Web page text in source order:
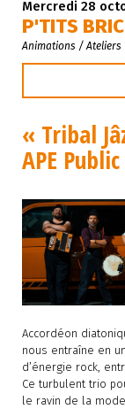
Mercredi 28
P'TITS
Animations / Ateliers
« Tribal
APE
Accordéon
nous entraîne en
d’énergie rock,
Ce turbulent trio
le ravin de la